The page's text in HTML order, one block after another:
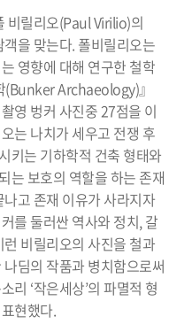
비릴리오(Paul Virilio)의
을 맞는다. 폴비릴리오는
영향에 대해 연구한 철학
(Bunker Archaeology)』
영 벙커 사진중 27점을 이
는 나치가 세우고 전쟁 후
키는 기하학적 건축 형태와
는 보호의 역할을 하는 존재
고 존재 이유가 사라지자
를 둘러싼 역사와 정치, 갈
비릴리오의 사진을 철과
딤의 작품과 병치함으로써
리 ‘작은세상’의 파멸적 형
현했다.